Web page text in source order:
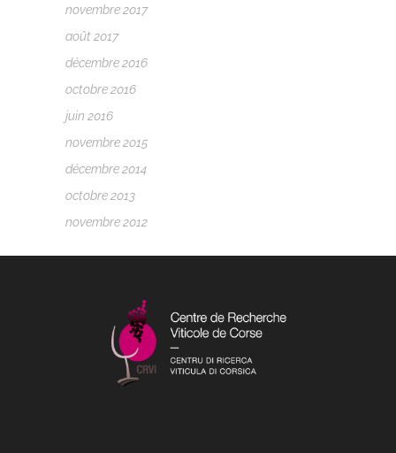
novembre 2017
août 2017
décembre 2016
octobre 2016
juin 2016
novembre 2015
décembre 2014
octobre 2013
novembre 2012